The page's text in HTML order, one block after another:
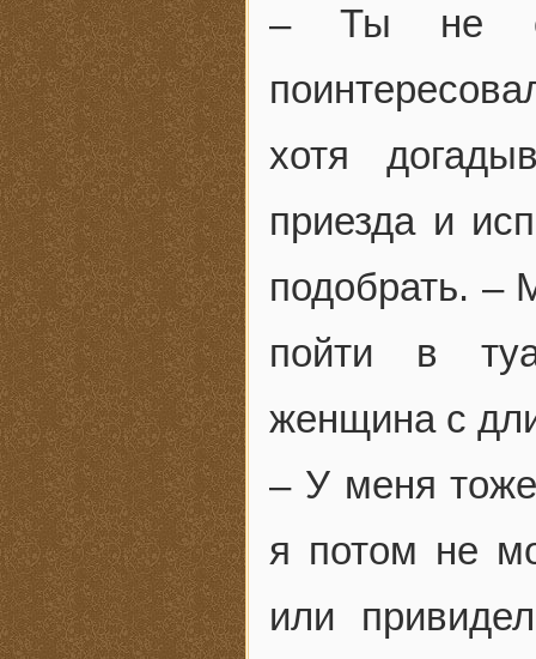
– Ты не
хотя
приезда и
подобрать. –
пойти в
женщина с
– У меня тоже
я потом не
или